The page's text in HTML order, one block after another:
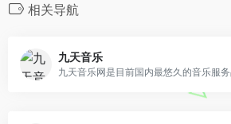
相关导航
九天音乐